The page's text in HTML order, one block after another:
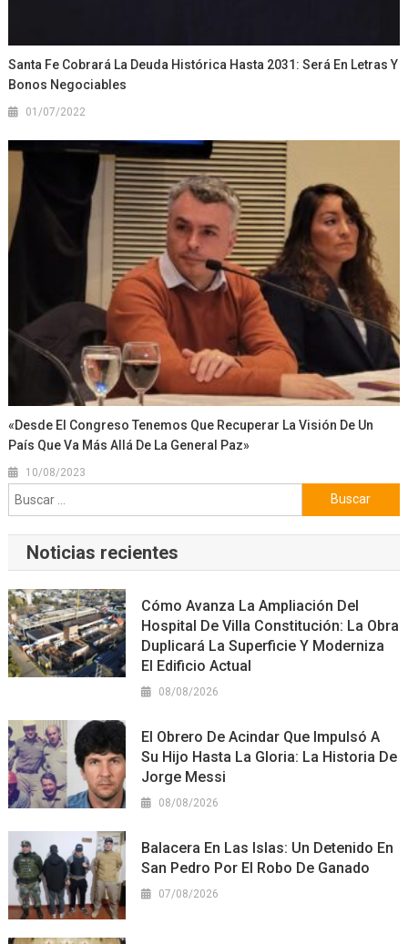
Santa Fe Cobrará La Deuda Histórica Hasta 2031: Será En Letras Y
Bonos Negociables
01/07/2022
«Desde El Congreso Tenemos Que Recuperar La Visión De Un
País Que Va Más Allá De La General Paz»
10/08/2023
Buscar:
Noticias recientes
Cómo Avanza La Ampliación Del
Hospital De Villa Constitución: La Obra
Duplicará La Superficie Y Moderniza
El Edificio Actual
08/08/2026
El Obrero De Acindar Que Impulsó A
Su Hijo Hasta La Gloria: La Historia De
Jorge Messi
08/08/2026
Balacera En Las Islas: Un Detenido En
San Pedro Por El Robo De Ganado
07/08/2026